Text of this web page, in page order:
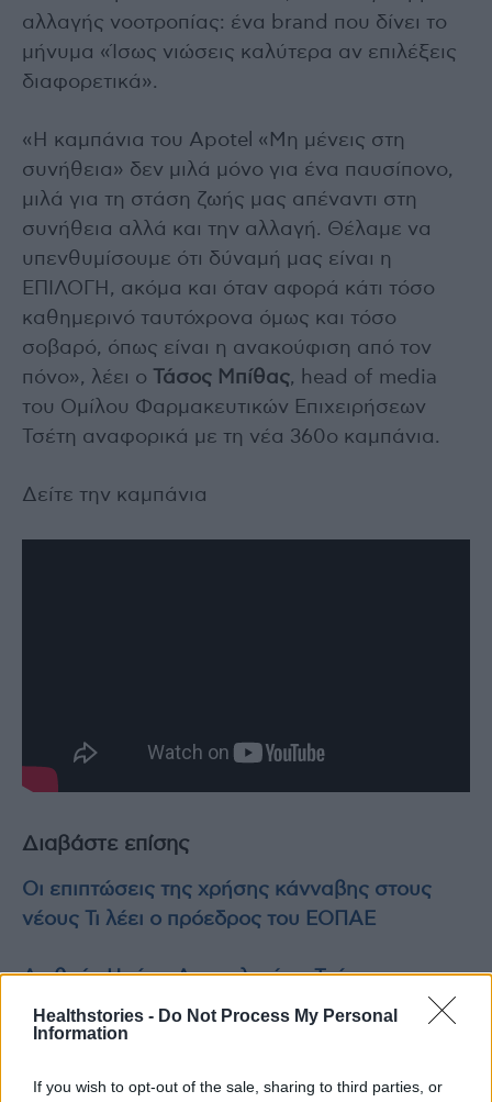
Healthstories - Do Not Process My Personal
Information
If you wish to opt-out of the sale, sharing to third parties, or
αλλαγής νοοτροπίας: ένα brand που δίνει το
μήνυμα «Ίσως νιώσεις καλύτερα αν επιλέξεις
διαφορετικά».
«Η καμπάνια του Apotel «Μη μένεις στη
συνήθεια» δεν μιλά μόνο για ένα παυσίπονο,
μιλά για τη στάση ζωής μας απέναντι στη
συνήθεια αλλά και την αλλαγή. Θέλαμε να
υπενθυμίσουμε ότι δύναμή μας είναι η
ΕΠΙΛΟΓΗ, ακόμα και όταν αφορά κάτι τόσο
καθημερινό ταυτόχρονα όμως και τόσο
σοβαρό, όπως είναι η ανακούφιση από τον
πόνο», λέει ο
Τάσος Μπίθας, head of media
του Ομίλου Φαρμακευτικών Επιχειρήσεων
Τσέτη αναφορικά με τη νέα 360ο καμπάνια.
Δείτε την καμπάνια
Διαβάστε επίσης
Οι επιπτώσεις της χρήσης κάνναβης στους
νέους Τι λέει ο πρόεδρος του ΕΟΠΑΕ
Διεθνής Ημέρα Ακτινολογίας: Τι έγινε πριν
από 130 χρόνια